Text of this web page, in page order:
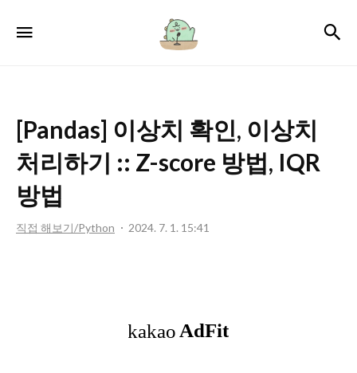
서
윤
[Pandas] 이상치 확인, 이상치
처리하기 :: Z-score 방법, IQR
방법
직접 해보기/Python 2024. 7. 1. 15:41